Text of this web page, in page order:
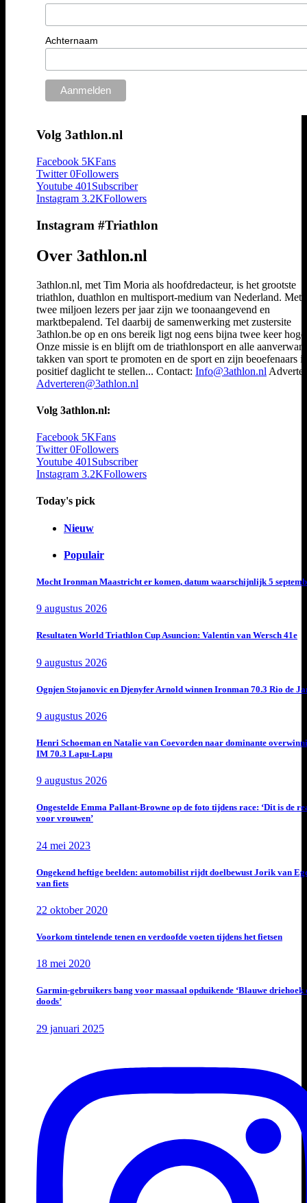
Achternaam
Volg 3athlon.nl
Facebook 5KFans
Twitter 0Followers
Youtube 401 Subscriber
Instagram 3.2KFollowers
Instagram #Triathlon
Over 3athlon.nl
3athlon.nl, met Tim Moria als hoofdredacteur, is het grootste
triathlon, duathlon en multisport-medium van Nederland. Met
twee miljoen lezers per jaar zijn we toonaangevend en
marktbepalend. Tel daarbij de samenwerking met zustersite
3athlon.be op en ons bereik ligt nog eens bijna twee keer
Onze missie is en blijft om de triathlonsport en alle
takken van sport te promoten en de sport en zijn beoefenaars
positief daglicht te stellen... Contact: Info@3athlon.nl
Adverteren@3athlon.nl
Volg 3athlon.nl:
Facebook 5KFans
Twitter 0Followers
Youtube 401 Subscriber
Instagram 3.2KFollowers
Today's pick
Nieuw
Populair
Mocht Ironman Maastricht er komen, datum waarschijnlijk 5
9 augustus 2026
Resultaten World Triathlon Cup Asuncion: Valentin van Wersch 41e
9 augustus 2026
Ognjen Stojanovic en Djenyfer Arnold winnen Ironman 70.3 Rio de
9 augustus 2026
Henri Schoeman en Natalie van Coevorden naar dominante
IM 70.3 Lapu-Lapu
9 augustus 2026
Ongestelde Emma Pallant-Browne op de foto tijdens race: ‘Dit is de
voor vrouwen’
24 mei 2023
Ongekend heftige beelden: automobilist rijdt doelbewust Jorik van
van fiets
22 oktober 2020
Voorkom tintelende tenen en verdoofde voeten tijdens het fietsen
18 mei 2020
Garmin-gebruikers bang voor massaal opduikende ‘Blauwe driehoek
doods’
29 januari 2025